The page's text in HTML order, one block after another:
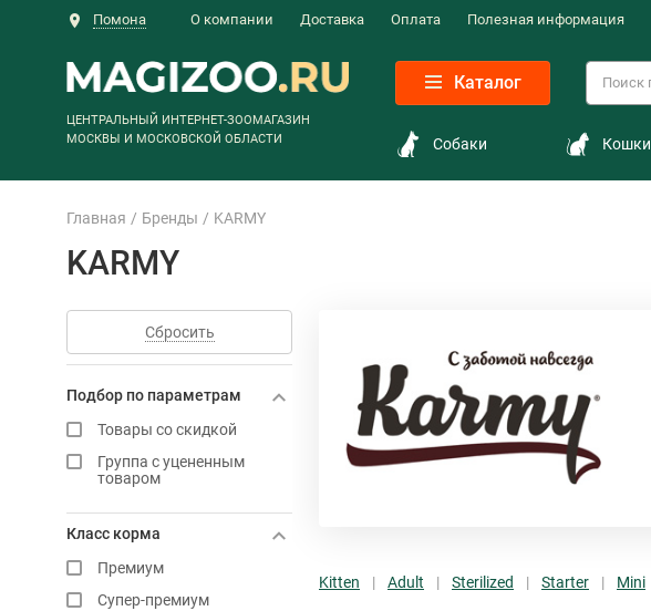
Помона О компании Доставка Оплата Полезная информация
ЦЕНТРАЛЬНЫЙ ИНТЕРНЕТ-ЗООМАГАЗИН
МОСКВЫ И МОСКОВСКОЙ ОБЛАСТИ
Каталог
Собаки Кошки
Главная Бренды KARMY
KARMY
Сбросить
Подбор по параметрам
Товары со скидкой
Группа с уцененным
товаром
Класс корма
Премиум
Супер-премиум
Kitten Adult Sterilized Starter Mini